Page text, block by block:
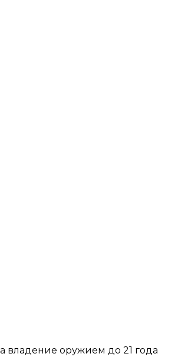
владение оружием до 21 года